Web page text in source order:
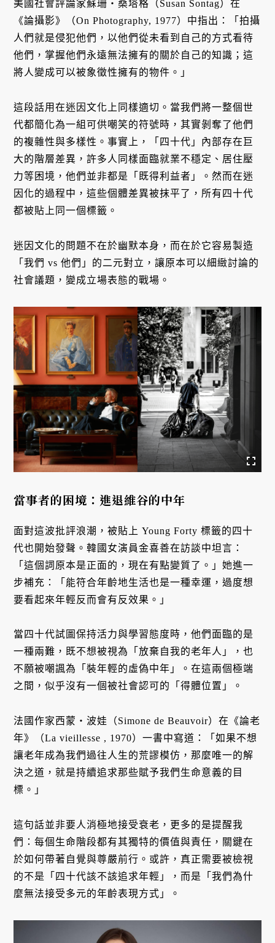
美國社會評論家蘇珊・桑塔格（Susan Sontag）在
《論攝影》（On Photography, 1977）中指出：「拍攝
人們就是侵犯他們，以他們從未看到自己的方式看待
他們，掌握他們永遠無法擁有的關於自己的知識；這
將人變成可以被象徵性擁有的物件。」
這段話用在迷因文化上同樣適切。當我們將一整個世
代都簡化為一組可供嘲笑的符號時，其實剝奪了他們
的複雜性與多樣性。事實上，「四十代」內部存在巨
大的階層差異，許多人同樣面臨就業不穩定、居住壓
力等困境，他們並非都是「既得利益者」。然而在迷
因化的過程中，這些個體差異被抹平了，所有四十代
都被貼上同一個標籤。
迷因文化的問題不在於幽默本身，而在於它容易製造
「我們 vs 他們」的二元對立，讓原本可以細緻討論的
社會議題，變成立場表態的戰場。
當事者的困境：進退維谷的中年
面對這波批評浪潮，被貼上 Young Forty 標籤的四十
代也開始發聲。韓國女演員金喜善在訪談中坦言：
「這個詞原本是正面的，現在有點變質了。」她進一
步補充：「能符合年齡地生活也是一種幸運，過度想
要看起來年輕反而會有反效果。」
當四十代試圖保持活力與學習態度時，他們面臨的是
一種兩難，既不想被視為「放棄自我的老年人」，也
不願被嘲諷為「裝年輕的虛偽中年」。在這兩個極端
之間，似乎沒有一個被社會認可的「得體位置」。
法國作家西蒙・波娃（Simone de Beauvoir）在《論老
年》（La vieillesse , 1970）一書中寫道：「如果不想
讓老年成為我們過往人生的荒謬模仿，那麼唯一的解
決之道，就是持續追求那些賦予我們生命意義的目
標。」
這句話並非要人消極地接受衰老，更多的是提醒我
們：每個生命階段都有其獨特的價值與責任，關鍵在
於如何帶著自覺與尊嚴前行。或許，真正需要被檢視
的不是「四十代該不該追求年輕」，而是「我們為什
麼無法接受多元的年齡表現方式」。